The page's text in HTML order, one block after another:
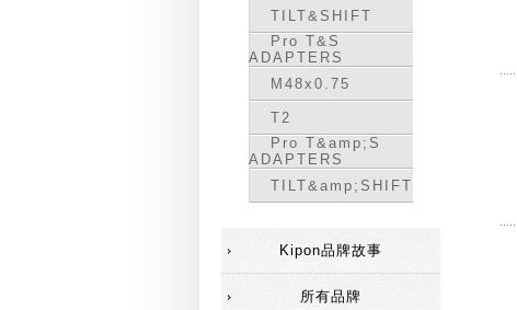
TILT&SHIFT
Pro T&S
ADAPTERS
M48x0.75
T2
Pro T&amp;S
ADAPTERS
TILT&amp;SHIFT
Kipon品牌故事
所有品牌